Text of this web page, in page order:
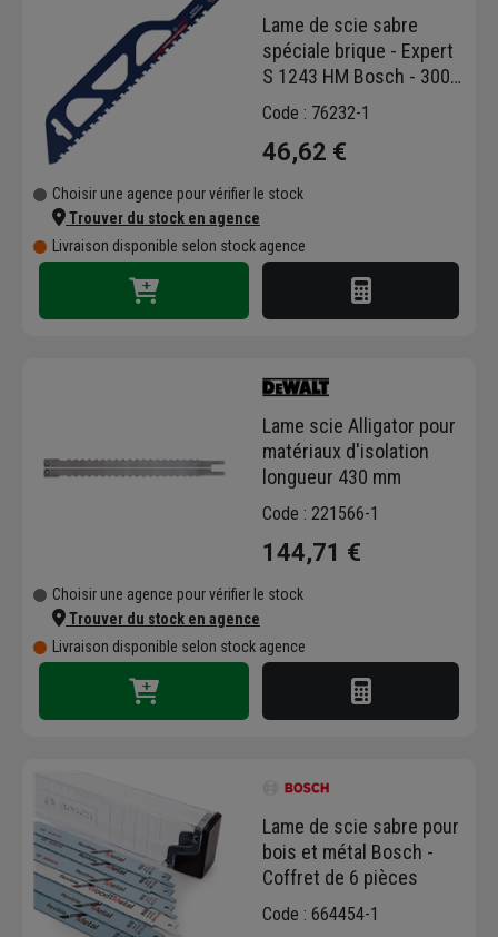
Lame de scie sabre
spéciale brique - Expert
S 1243 HM Bosch - 300
mm
Code : 76232-1
46,62 €
Choisir une agence pour vérifier le stock
Trouver du stock en agence
Livraison disponible selon stock agence
Lame scie Alligator pour
matériaux d'isolation
longueur 430 mm
Code : 221566-1
144,71 €
Choisir une agence pour vérifier le stock
Trouver du stock en agence
Livraison disponible selon stock agence
Lame de scie sabre pour
bois et métal Bosch -
Coffret de 6 pièces
Code : 664454-1